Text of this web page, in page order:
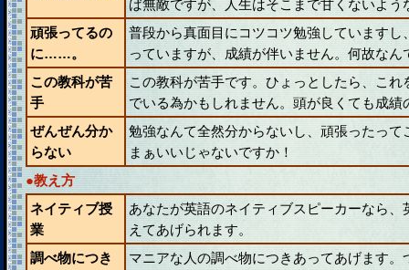
ば無敵ですが、人生はそこまで甘くないよう
頑張ってるの
に……。
普段から真面目にコツコツ勉強しています
っていますが、成績が伴いません。何故なん
この教科が苦
手
この教科が苦手です。ひょっとしたら、こ
でいる為かもしれません。頭が良くても成
ぜんぜん分か
らない
勉強なんて全然分からないし、頑張ったっ
まぁいいじゃないですか！
●教え方
ネイティブ授
業
あなたが英語のネイティブスピーカーなら
えてあげられます。
調べ物につき
マニアな人の調べ物につきあってあげます